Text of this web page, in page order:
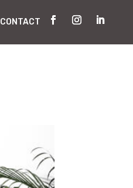
CONTACT